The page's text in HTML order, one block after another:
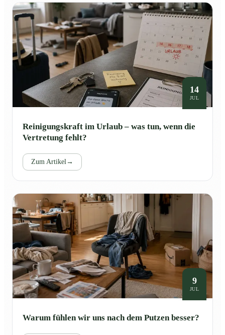
14
JUL
Reinigungskraft im Urlaub – was tun, wenn die
Vertretung fehlt?
Zum Artikel →
9
JUL
Warum fühlen wir uns nach dem Putzen besser?